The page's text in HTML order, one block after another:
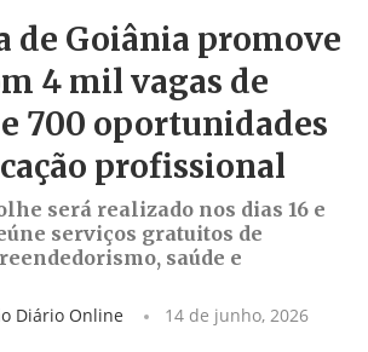
de Goiânia promove
4 mil vagas de
700 oportunidades
profissional
será realizado nos dias 16 e
serviços gratuitos de
saúde e
Diário Online
14 de junho, 2026